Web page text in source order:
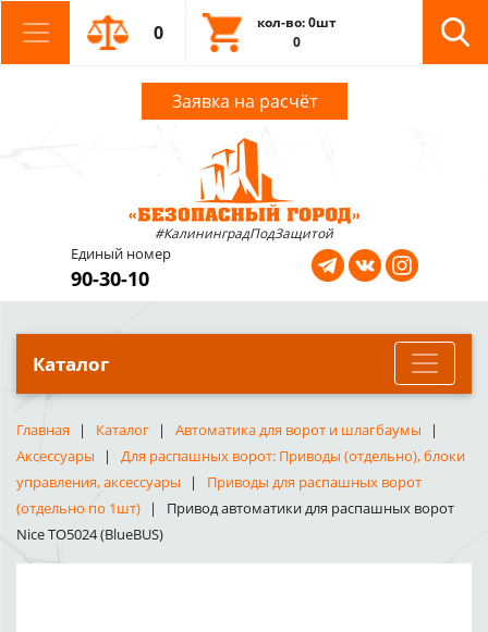
0
кол-во: 0шт
0
Заявка на расчёт
#КалининградПодЗащитой
Единый номер
90-30-10
Каталог
Главная Каталог
Автоматика для ворот и шлагбаумы
Аксессуары
Для распашных ворот: Приводы (отдельно), блоки
управления, аксессуары
Приводы для распашных ворот
(отдельно по 1шт)
Привод автоматики для распашных ворот
Nice TO5024 (BlueBUS)